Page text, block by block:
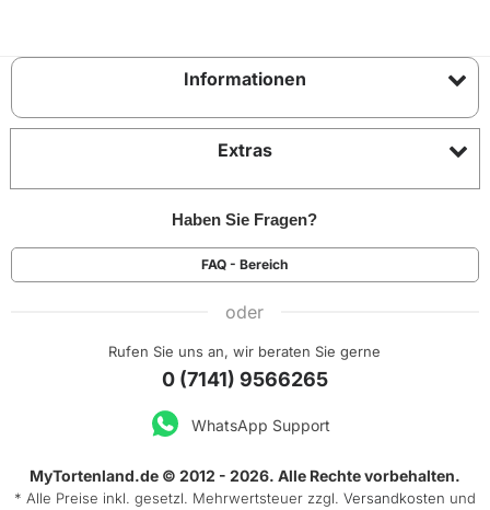
Informationen
Extras
Haben Sie Fragen?
FAQ - Bereich
oder
Rufen Sie uns an, wir beraten Sie gerne
0 (7141) 9566265
WhatsApp Support
MyTortenland.de © 2012 - 2026. Alle Rechte vorbehalten.
* Alle Preise inkl. gesetzl. Mehrwertsteuer zzgl. Versandkosten und